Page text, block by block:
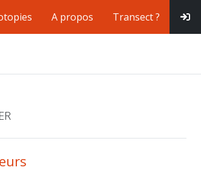
A propos Transect ?